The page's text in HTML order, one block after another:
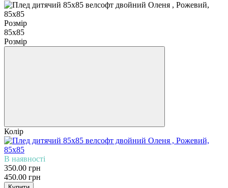
Розмір
85х85
Розмір
Колір
В наявності
350.00 грн
450.00 грн